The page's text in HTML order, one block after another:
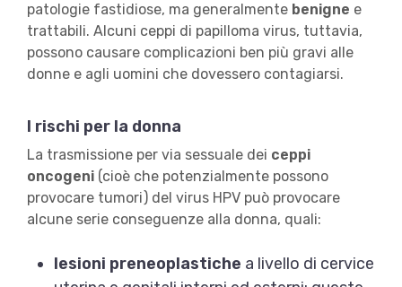
patologie fastidiose, ma generalmente benigne e
trattabili. Alcuni ceppi di papilloma virus, tuttavia,
possono causare complicazioni ben più gravi alle
donne e agli uomini che dovessero contagiarsi.
I rischi per la donna
La trasmissione per via sessuale dei ceppi
oncogeni(cioè che potenzialmente possono
provocare tumori) del virus HPV può provocare
alcune serie conseguenze alla donna, quali:
lesioni preneoplastiche a livello di cervice